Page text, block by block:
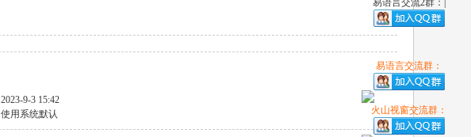
2023-9-3 15:42
使用系统默认
易语言交流2群：|
易语言交流群：
火山视窗交流群：